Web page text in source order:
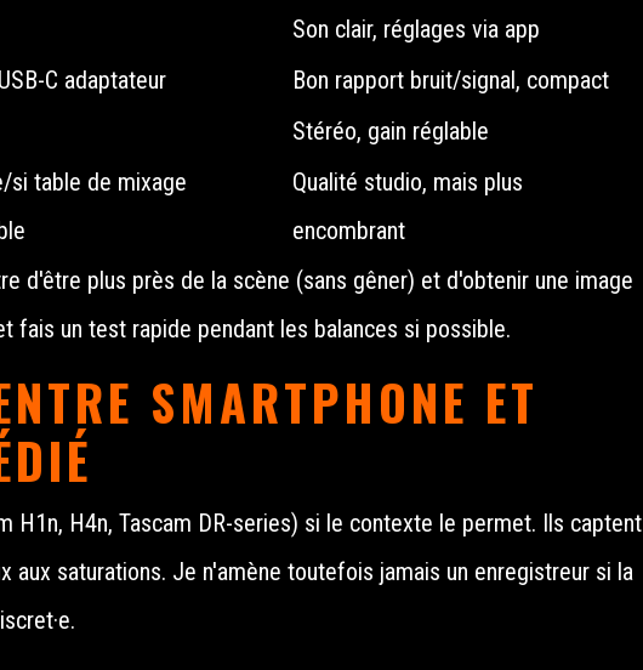
Son clair, réglages via app
C adaptateur
Bon rapport bruit/signal, compact
Stéréo, gain réglable
si table de mixage
Qualité studio, mais plus
encombrant
d'être plus près de la scène (sans gêner) et d'obtenir une image
fais un test rapide pendant les balances si possible.
SMARTPHONE ET
H1n, H4n, Tascam DR-series) si le contexte le permet. Ils captent
aux saturations. Je n'amène toutefois jamais un enregistreur si la